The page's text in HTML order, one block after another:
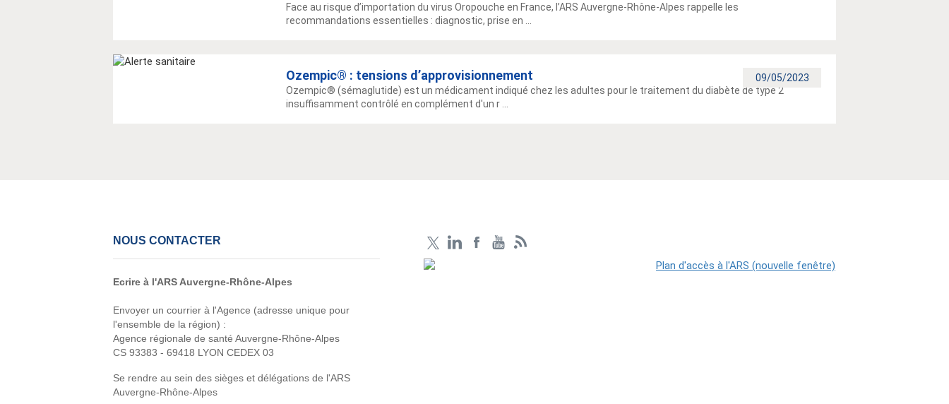
Face au risque d’importation du virus Oropouche en France, l’ARS Auvergne-Rhône-Alpes rappelle les
recommandations essentielles : diagnostic, prise en ...
09/05/2023
Ozempic® : tensions d’approvisionnement
Ozempic® (sémaglutide) est un médicament indiqué chez les adultes pour le traitement du diabète de type 2
insuffisamment contrôlé en complément d'un r ...
NOUS CONTACTER
Ecrire à l'ARS Auvergne-Rhône-Alpes
Envoyer un courrier à l'Agence (adresse unique pour
l'ensemble de la région) :
Agence régionale de santé Auvergne-Rhône-Alpes
CS 93383 - 69418 LYON CEDEX 03
Se rendre au sein des sièges et délégations de l'ARS
Auvergne-Rhône-Alpes